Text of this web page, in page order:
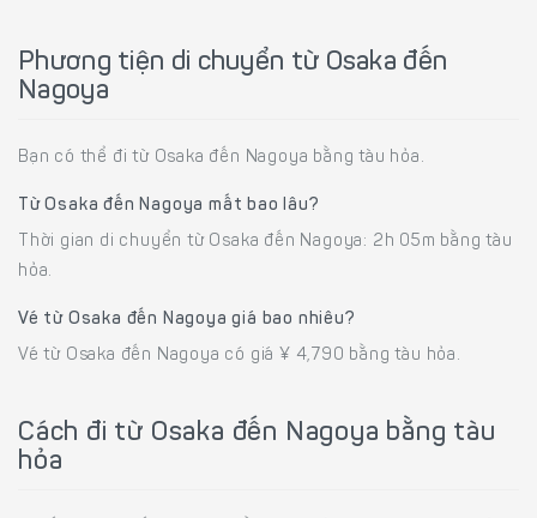
Phương tiện di chuyển từ Osaka đến
Nagoya
Bạn có thể đi từ Osaka đến Nagoya bằng tàu hỏa.
Từ Osaka đến Nagoya mất bao lâu?
Thời gian di chuyển từ Osaka đến Nagoya: 2h 05m bằng tàu
hỏa.
Vé từ Osaka đến Nagoya giá bao nhiêu?
Vé từ Osaka đến Nagoya có giá ¥ 4,790 bằng tàu hỏa.
Cách đi từ Osaka đến Nagoya bằng tàu
hỏa